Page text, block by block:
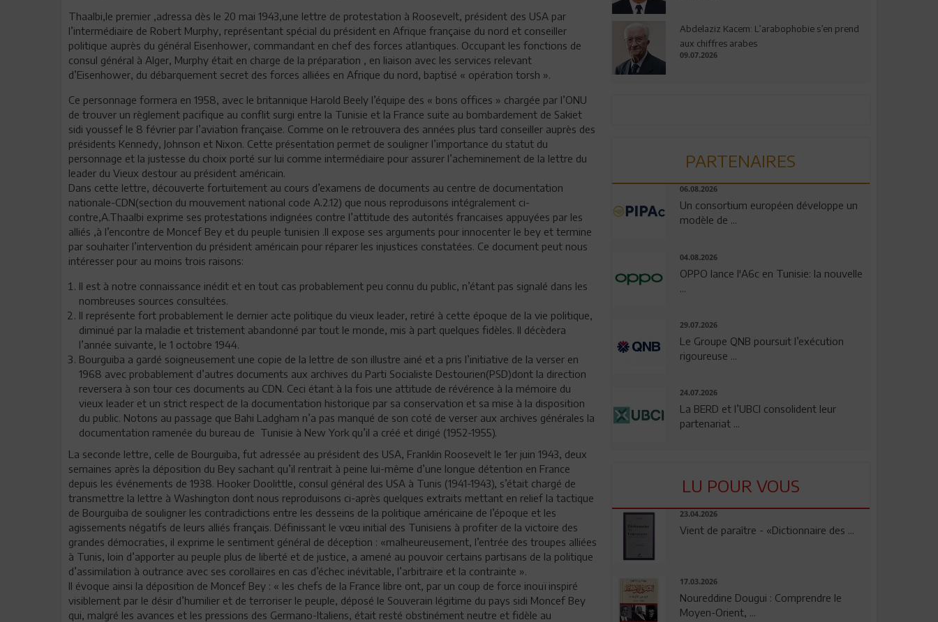
Thaalbi,le premier ,adressa dès le 20 mai 1943,une lettre de protestation à Roosevelt, président des USA par
l’intermédiaire de Robert Murphy, représentant spécial du président en Afrique française du nord et conseiller
politique auprès du général Eisenhower, commandant en chef des forces atlantiques. Occupant les fonctions de
consul général à Alger, Murphy était en charge de la préparation , en liaison avec les services relevant
d’Eisenhower, du débarquement secret des forces alliées en Afrique du nord, baptisé « opération torsh ».
Ce personnage formera en 1958, avec le britannique Harold Beely l’équipe des « bons offices » chargée par l’ONU
de trouver un règlement pacifique au conflit surgi entre la Tunisie et la France suite au bombardement de Sakiet
sidi youssef le 8 février par l’aviation française. Comme on le retrouvera des années plus tard conseiller auprès des
présidents Kennedy, Johnson et Nixon. Cette présentation permet de souligner l’importance du statut du
personnage et la justesse du choix porté sur lui comme intermédiaire pour assurer l’acheminement de la lettre du
leader du Vieux destour au président américain.
Dans cette lettre, découverte fortuitement au cours d’examens de documents au centre de documentation
nationale-CDN(section du mouvement national code A.2.12) que nous reproduisons intégralement ci-
contre,A.Thaalbi exprime ses protestations indignées contre l’attitude des autorités francaises appuyées par les
alliés ,à l’encontre de Moncef Bey et du peuple tunisien .Il expose ses arguments pour innocenter le bey et termine
par souhaiter l’intervention du président américain pour réparer les injustices constatées. Ce document peut nous
intéresser pour au moins trois raisons:
Il est à notre connaissance inédit et en tout cas probablement peu connu du public, n’étant pas signalé dans les
nombreuses sources consultées.
Il représente fort probablement le dernier acte politique du vieux leader, retiré à cette époque de la vie politique,
diminué par la maladie et tristement abandonné par tout le monde, mis à part quelques fidèles. Il décèdera
l’année suivante, le 1 octobre 1944.
Bourguiba a gardé soigneusement une copie de la lettre de son illustre ainé et a pris l’initiative de la verser en
1968 avec probablement d’autres documents aux archives du Parti Socialiste Destourien(PSD)dont la direction
reversera à son tour ces documents au CDN. Ceci étant à la fois une attitude de révérence à la mémoire du
vieux leader et un strict respect de la documentation historique par sa conservation et sa mise à la disposition
du public. Notons au passage que Bahi Ladgham n’a pas manqué de son coté de verser aux archives générales la
documentation ramenée du bureau de Tunisie à New York qu’il a créé et dirigé (1952-1955).
La seconde lettre, celle de Bourguiba, fut adressée au président des USA, Franklin Roosevelt le 1er juin 1943, deux
semaines après la déposition du Bey sachant qu’il rentrait à peine lui-même d’une longue détention en France
depuis les événements de 1938. Hooker Doolittle, consul général des USA à Tunis (1941-1943), s’était chargé de
transmettre la lettre à Washington dont nous reproduisons ci-après quelques extraits mettant en relief la tactique
de Bourguiba de souligner les contradictions entre les desseins de la politique américaine de l’époque et les
agissements négatifs de leurs alliés français. Définissant le vœu initial des Tunisiens à profiter de la victoire des
grandes démocraties, il exprime le sentiment général de déception : «malheureusement, l’entrée des troupes alliées
à Tunis, loin d’apporter au peuple plus de liberté et de justice, a amené au pouvoir certains partisans de la politique
d’assimilation à outrance avec ses corollaires en cas d’échec inévitable, l’arbitraire et la contrainte ».
Il évoque ainsi la déposition de Moncef Bey : « les chefs de la France libre ont, par un coup de force inouï inspiré
visiblement par le désir d’humilier et de terroriser le peuple, déposé le Souverain légitime du pays sidi Moncef Bey
qui, malgré les avances et les pressions des Germano-Italiens, était resté obstinément neutre et fidèle au
Abdelaziz Kacem: L’arabophobie s’en prend
aux chiffres arabes
09.07.2026
PARTENAIRES
06.08.2026
Un consortium européen développe un
modèle de ...
04.08.2026
OPPO lance l'A6c en Tunisie: la nouvelle
29.07.2026
Le Groupe QNB poursuit l’exécution
rigoureuse ...
24.07.2026
La BERD et l’UBCI consolident leur
partenariat ...
LU POUR VOUS
23.04.2026
Vient de paraître - «Dictionnaire des ...
17.03.2026
Noureddine Dougui : Comprendre le
Moyen-Orient, ...